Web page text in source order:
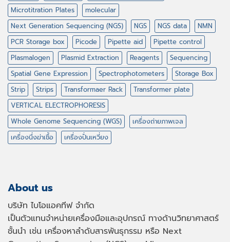
Microtitration Plates
molecular
Next Generation Sequencing (NGS)
NGS NGS data
NMN
PCR Storage box
Picode Pipette aid
Pipette control
Plasmalogen
Plasmid Extraction Reagents
Sequencing
Spatial Gene Expression
Spectrophotometers
Storage Box
Strip
Strips Transformaer Rack
Transformer plate
VERTICAL ELECTROPHORESIS
Whole Genome Sequencing (WGS)
เครื่องถ่ายภาพเจล
เครื่องนึ่งฆ่าเชื้อ
เครื่องปั่นเหวี่ยง
About us
บริษัท ไบโอแอคทีฟ จำกัด
เป็นตัวแทนจำหน่ายเครื่องมือและอุปกรณ์ ทางด้านวิทยาศาสตร์
ชั้นนำ เช่น เครื่องหาลำดับสารพันธุกรรม หรือ Next